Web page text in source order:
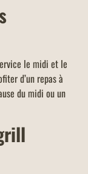
le midi et le
d’un repas à
du midi ou un